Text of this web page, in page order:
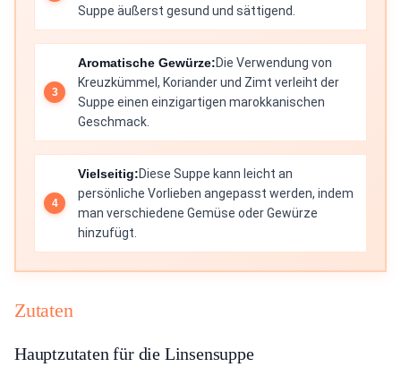
Suppe äußerst gesund und sättigend.
Aromatische Gewürze:Die Verwendung von
Kreuzkümmel, Koriander und Zimt verleiht der
Suppe einen einzigartigen marokkanischen
Geschmack.
Vielseitig:Diese Suppe kann leicht an
persönliche Vorlieben angepasst werden, indem
man verschiedene Gemüse oder Gewürze
hinzufügt.
Zutaten
Hauptzutaten für die Linsensuppe